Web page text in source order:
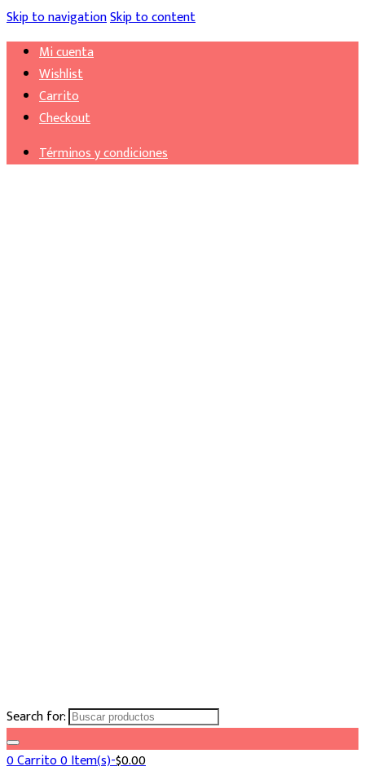
Skip to navigationSkip to content
Mi cuenta
Wishlist
Carrito
Checkout
Términos y condiciones
Search for:
0Carrito0 Item(s)-$0.00